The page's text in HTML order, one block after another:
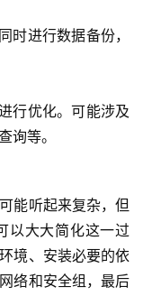
时进行数据备份，
行优化。可能涉及
询等。
能听起来复杂，但
以大大简化这一过
境、安装必要的依
络和安全组，最后